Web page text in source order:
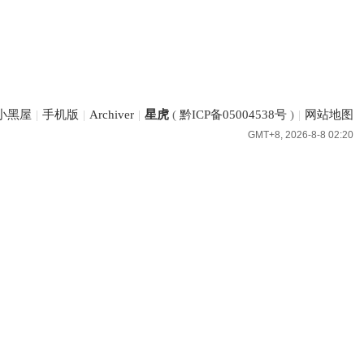
黑屋 | 手机版 | Archiver | 星虎( 黔ICP备05004538号) | 网站地图
GMT+8, 2026-8-8 02:20